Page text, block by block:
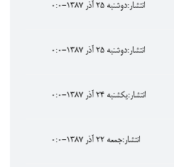
انتشار:دوشنبه 25 آذر 1387-0:0
انتشار:دوشنبه 25 آذر 1387-0:0
انتشار:يکشنبه 24 آذر 1387-0:0
انتشار:جمعه 22 آذر 1387-0:0